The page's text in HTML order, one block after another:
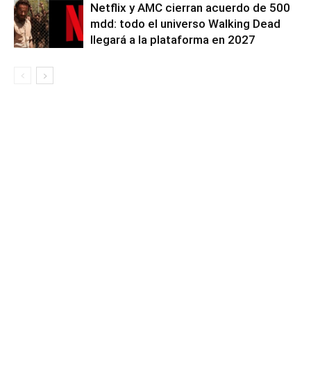
Netflix y AMC cierran acuerdo de 500
mdd: todo el universo Walking Dead
llegará a la plataforma en 2027